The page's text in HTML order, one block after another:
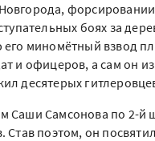
боях за
миномётный взвод
и офицеров, а сам он
десятерых
Саши Самсонова по 2-й
Став поэтом, он